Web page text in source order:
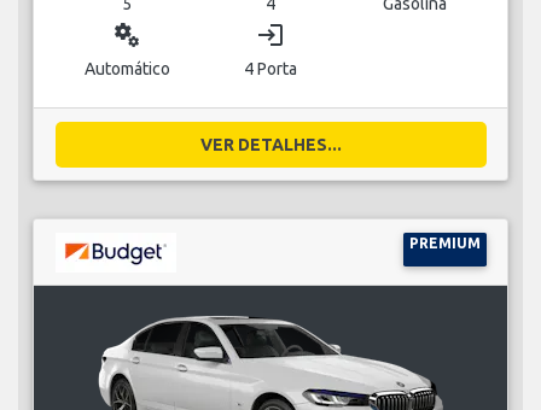
miscellaneous_services
Automático
login
4 Porta
VER DETALHES...
PREMIUM